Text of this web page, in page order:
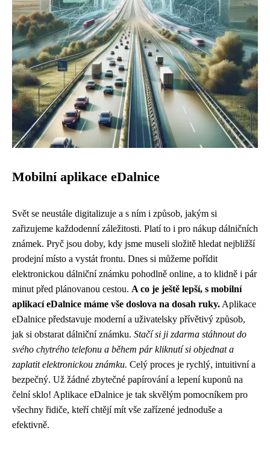
Mobilní aplikace eDalnice
Svět se neustále digitalizuje a s ním i způsob, jakým si
zařizujeme každodenní záležitosti. Platí to i pro nákup dálničních
známek. Pryč jsou doby, kdy jsme museli složitě hledat nejbližší
prodejní místo a vystát frontu. Dnes si můžeme pořídit
elektronickou dálniční známku pohodlně online, a to klidně i pár
minut před plánovanou cestou. A co je ještě lepší, s mobilní
aplikací eDalnice máme vše doslova na dosah ruky. Aplikace
eDalnice představuje moderní a uživatelsky přívětivý způsob,
jak si obstarat dálniční známku. Stačí si ji zdarma stáhnout do
svého chytrého telefonu a během pár kliknutí si objednat a
zaplatit elektronickou známku. Celý proces je rychlý, intuitivní a
bezpečný. Už žádné zbytečné papírování a lepení kuponů na
čelní sklo! Aplikace eDalnice je tak skvělým pomocníkem pro
všechny řidiče, kteří chtějí mít vše zařízené jednoduše a
efektivně.